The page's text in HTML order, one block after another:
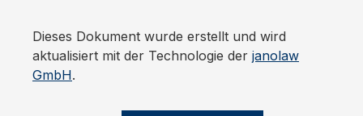
Dieses Dokument wurde erstellt und wird
aktualisiert mit der Technologie der janolaw
GmbH.